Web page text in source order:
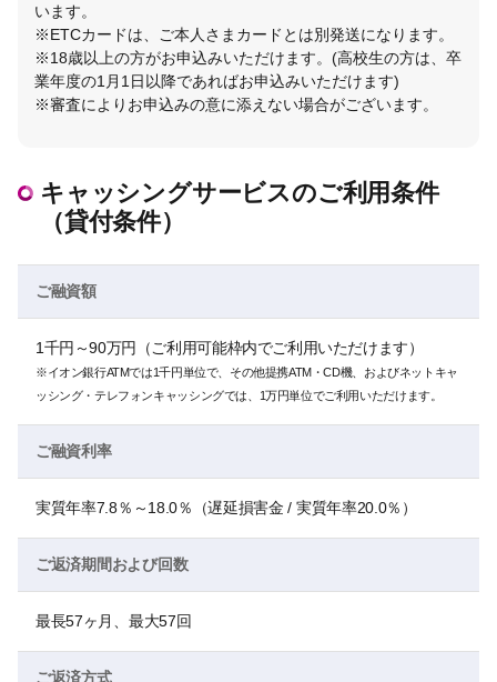
います。
※ETCカードは、ご本人さまカードとは別発送になります。
※18歳以上の方がお申込みいただけます。(高校生の方は、卒
業年度の1月1日以降であればお申込みいただけます)
※審査によりお申込みの意に添えない場合がございます。
キャッシングサービスのご利用条件
（貸付条件）
ご融資額
1千円～90万円（ご利用可能枠内でご利用いただけます）
※イオン銀行ATMでは1千円単位で、その他提携ATM・CD機、およびネットキャ
ッシング・テレフォンキャッシングでは、1万円単位でご利用いただけます。
ご融資利率
実質年率7.8％～18.0％（遅延損害金 / 実質年率20.0％）
ご返済期間および回数
最長57ヶ月、最大57回
ご返済方式